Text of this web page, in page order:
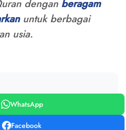
dengan beragam
untuk berbagai
usia.
WhatsApp
Facebook